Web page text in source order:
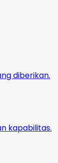
diberikan.
kapabilitas.